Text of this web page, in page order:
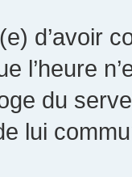
d’avoir
l’heure
du
lui